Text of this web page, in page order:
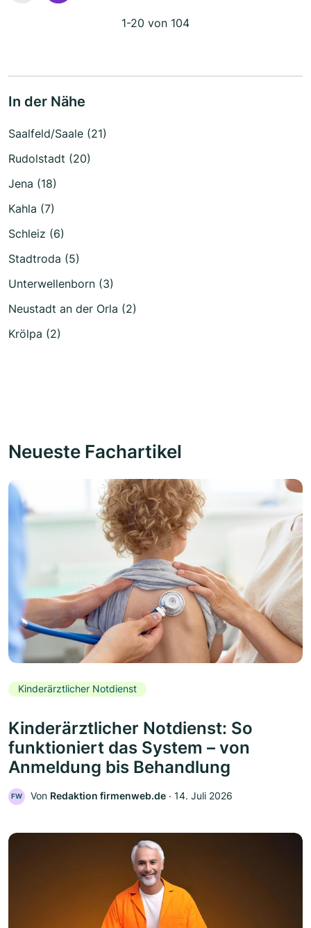
1-20 von 104
In der Nähe
Saalfeld/Saale (21)
Rudolstadt (20)
Jena (18)
Kahla (7)
Schleiz (6)
Stadtroda (5)
Unterwellenborn (3)
Neustadt an der Orla (2)
Krölpa (2)
Neueste Fachartikel
Kinderärztlicher Notdienst
Kinderärztlicher Notdienst: So
funktioniert das System – von
Anmeldung bis Behandlung
FW Von Redaktion firmenweb.de ‧ 14. Juli 2026